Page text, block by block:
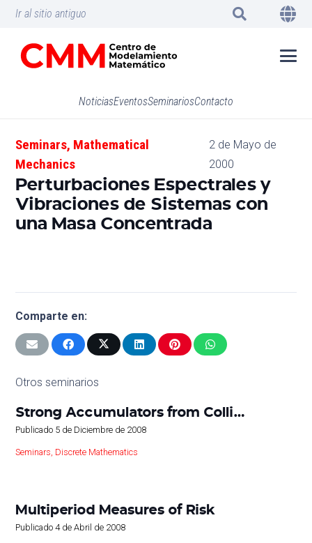
Ir al sitio antiguo
NoticiasEventosSeminariosContacto
Seminars, Mathematical
Mechanics
2 de Mayo de
2000
Perturbaciones Espectrales y
Vibraciones de Sistemas con
una Masa Concentrada
Comparte en:
Otros seminarios
Strong Accumulators from Colli…
Publicado 5 de Diciembre de 2008
Seminars Discrete Mathematics
Multiperiod Measures of Risk
Publicado4 de Abril de 2008